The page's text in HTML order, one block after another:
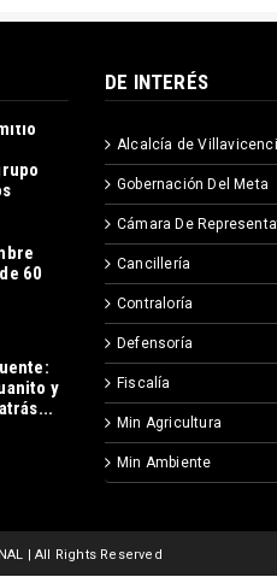
el
60
y
DE INTERÉS
Alcalcía de
Gobernación Del Meta
Cámara De
Cancillería
Contraloría
Defensoría
Fiscalía
Min Agricultura
Min Ambiente
| All Rights Reserved